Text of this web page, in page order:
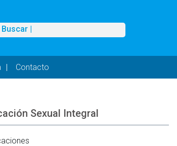
Buscar |
Contacto
Sexual Integral